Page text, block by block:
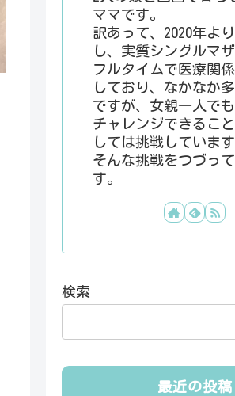
ママです。
訳あって、2020年よ
し、実質シングルマザ
フルタイムで医療関
しており、なかなか
ですが、女親一人で
チャレンジできるこ
しては挑戦しています
そんな挑戦をつづっ
す。
検索
最近の投稿